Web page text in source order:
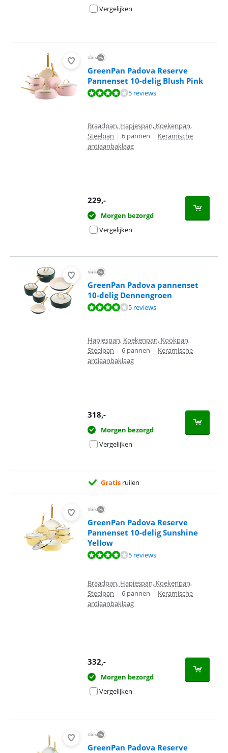
Vergelijken
GreenPan Padova Reserve
Pannenset 10-delig Blush Pink
Beoordeling is 8,4 van de 10, gebaseerd op 5 reviews.
5 reviews
Braadpan, Hapjespan, Koekenpan,
Steelpan | 6 pannen | Keramische
antiaanbaklaag
229,-
Morgen bezorgd
Vergelijken
GreenPan Padova pannenset
10-delig Dennengroen
Beoordeling is 8,4 van de 10, gebaseerd op 5 reviews.
5 reviews
Hapjespan, Koekenpan, Kookpan,
Steelpan | 6 pannen | Keramische
antiaanbaklaag
318,-
Morgen bezorgd
Vergelijken
Gratis ruilen
GreenPan Padova Reserve
Pannenset 10-delig Sunshine
Yellow
Beoordeling is 8,4 van de 10, gebaseerd op 5 reviews.
5 reviews
Braadpan, Hapjespan, Koekenpan,
Steelpan | 6 pannen | Keramische
antiaanbaklaag
332,-
Morgen bezorgd
Vergelijken
GreenPan Padova Reserve